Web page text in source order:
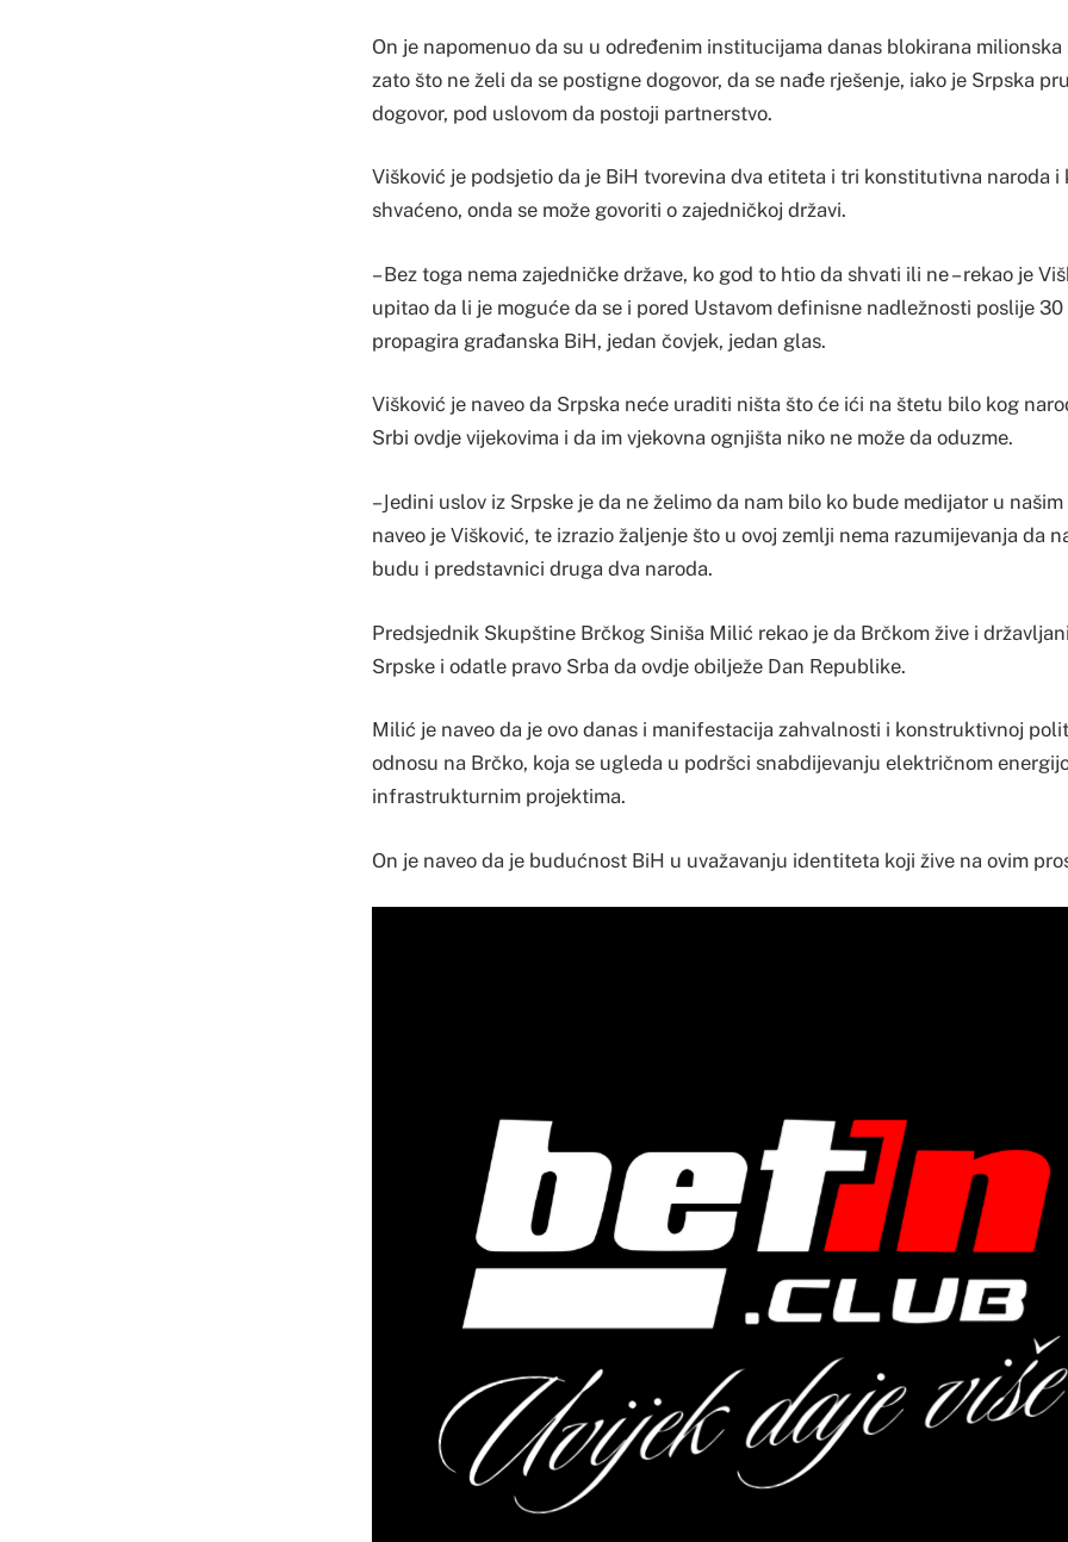
On je napomenuo da su u određenim institucijama danas blokirana milionska
zato što ne želi da se postigne dogovor, da se nađe rješenje, iako je Srpska
dogovor, pod uslovom da postoji partnerstvo.
Višković je podsjetio da je BiH tvorevina dva etiteta i tri konstitutivna naroda i
shvaćeno, onda se može govoriti o zajedničkoj državi.
– Bez toga nema zajedničke države, ko god to htio da shvati ili ne – rekao je
upitao da li je moguće da se i pored Ustavom definisne nadležnosti poslije
propagira građanska BiH, jedan čovjek, jedan glas.
Višković je naveo da Srpska neće uraditi ništa što će ići na štetu bilo kog
Srbi ovdje vijekovima i da im vjekovna ognjišta niko ne može da oduzme.
– Јedini uslov iz Srpske je da ne želimo da nam bilo ko bude medijator u našim
naveo je Višković, te izrazio žaljenje što u ovoj zemlji nema razumijevanja da
budu i predstavnici druga dva naroda.
Predsjednik Skupštine Brčkog Siniša Milić rekao je da Brčkom žive i
Srpske i odatle pravo Srba da ovdje obilježe Dan Republike.
Milić je naveo da je ovo danas i manifestacija zahvalnosti i konstruktivnoj
odnosu na Brčko, koja se ugleda u podršci snabdijevanju električnom
infrastrukturnim projektima.
On je naveo da je budućnost BiH u uvažavanju identiteta koji žive na ovim